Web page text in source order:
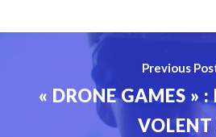
Previous
« DRONE GAMES » :
VOLENT